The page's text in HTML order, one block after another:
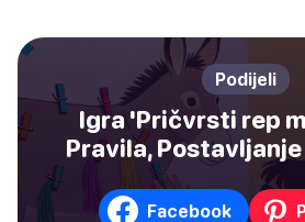
Podijeli
Igra 'Pričvrsti rep
Pravila,
Facebook